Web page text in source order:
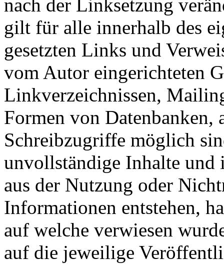
nach der Linksetzung
gilt für alle innerhalb des
gesetzten Links und
vom Autor eingerichteten
Linkverzeichnissen,
Formen von Datenbanken,
Schreibzugriffe möglich
unvollständige Inhalte und
aus der Nutzung oder
Informationen entstehen,
auf welche verwiesen
auf die jeweilige